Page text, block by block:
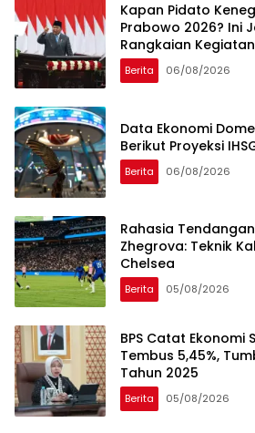
Kapan Pidato
Prabowo 2026? Ini
Rangkaian
Berita 06/08/2026
Data Ekonomi
Berikut Proyeksi
Berita 06/08/2026
Rahasia
Zhegrova: Teknik
Chelsea
Berita 05/08/2026
BPS Catat Ekonomi
Tembus 5,45%,
Tahun 2025
Berita 05/08/2026